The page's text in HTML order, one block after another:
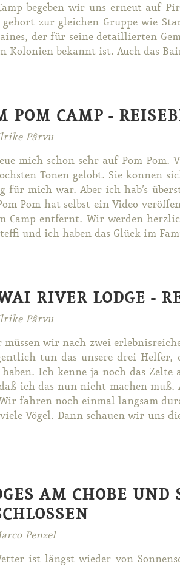
be­ge­ben wir uns er­neut auf
ge­hört zur glei­chen Grup­pe wie
der für sei­ne de­tail­lier­ten
Ko­lo­ni­en be­kannt ist. Auch das
POM CAMP -
Pârvu
mich schon sehr auf Pom Pom.
Tö­nen ge­lobt. Sie kön­nen
für mich war. Aber ich hab’s
Pom hat selbst ein Vi­deo
Camp ent­fernt. Wir wer­den
und ich ha­ben das Glück im
RIVER LODGE -
Pârvu
müs­sen wir nach zwei
tun das un­se­re drei
Ich ken­ne ja noch das
ich das nun nicht ma­chen muß.
fah­ren noch ein­mal lang­sam
Vö­gel. Dann schau­en wir uns
AM CHOBE UND
Penzel
ist längst wie­der von